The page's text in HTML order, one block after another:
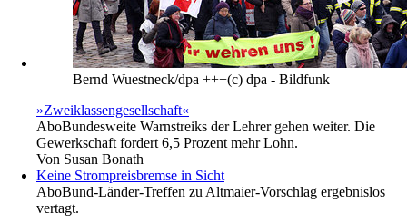
Bernd Wuestneck/dpa +++(c) dpa - Bildfunk
»Zweiklassengesellschaft«
AboBundesweite Warnstreiks der Lehrer gehen weiter. Die
Gewerkschaft fordert 6,5 Prozent mehr Lohn.
Von Susan Bonath
Keine Strompreisbremse in Sicht
AboBund-Länder-Treffen zu Altmaier-Vorschlag ergebnislos
vertagt.